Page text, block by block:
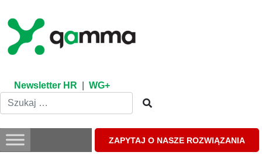
content
Newsletter HR WG+
ZAPYTAJ O NASZE ROZWIĄZANIA